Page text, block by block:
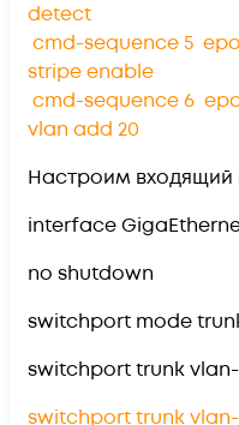
detect
cmd-sequence 5
stripe enable
cmd-sequence 6
vlan add 20
Настроим входящий
interface
no shutdown
switchport mode
switchport trunk vlan-
switchport trunk